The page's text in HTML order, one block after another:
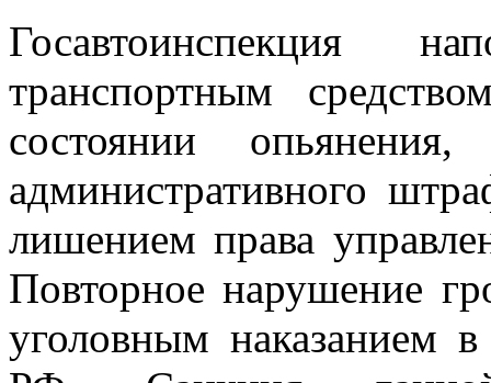
Госавтоинспекция
транспортным
состоянии
административного
лишением права
Повторное нарушение
уголовным наказанием